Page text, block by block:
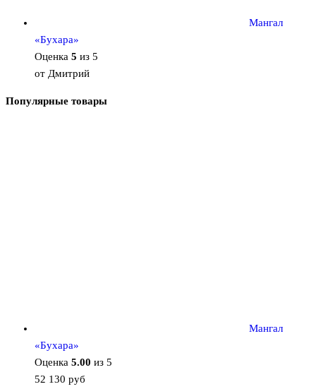
Мангал
«Бухара»
Оценка 5 из 5
от Дмитрий
Популярные товары
Мангал
«Бухара»
Оценка 5.00 из 5
52 130 руб